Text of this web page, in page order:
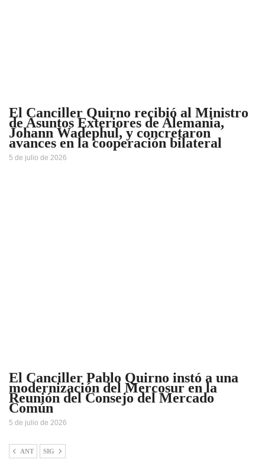
El Canciller Quirno recibió al Ministro
de Asuntos Exteriores de Alemania,
Johann Wadephul, y concretaron
avances en la cooperación bilateral
5 de julio de 2026
El Canciller Pablo Quirno instó a una
modernización del Mercosur en la
Reunión del Consejo del Mercado
Común
5 de julio de 2026
ANT SIG